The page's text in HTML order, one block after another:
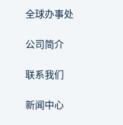
全球办事处
公司简介
联系我们
新闻中心